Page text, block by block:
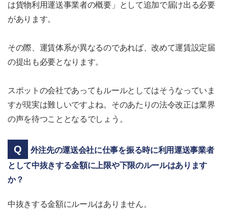
は貨物利用運送事業者の概要」として追加で届け出る必要
があります。
その際、運賃体系が異なるのであれば、改めて運賃設定届
の提出も必要となります。
スポットの会社であってもルールとしてはそうなっていま
すが現実は難しいですよね。そのあたりの法令改正は業界
の声を待つこととなるでしょう。
外注先の運送会社に仕事を振る時に利用運送事業者
として中抜きする金額に上限や下限のルールはあります
か？
中抜きする金額にルールはありません。